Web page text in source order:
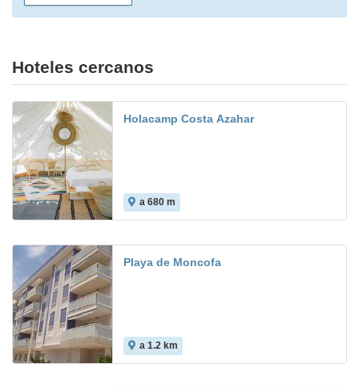
Hoteles cercanos
Holacamp Costa Azahar
a 680 m
Playa de Moncofa
a 1.2 km